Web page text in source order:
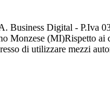
Business Digital - P.Iva
Monzese (MI)Rispetto ai
di utilizzare mezzi